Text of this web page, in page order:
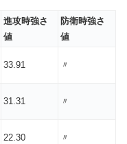
進攻時強さ
値
防衛時強さ
値
33.91 〃
31.31 〃
22.30 〃